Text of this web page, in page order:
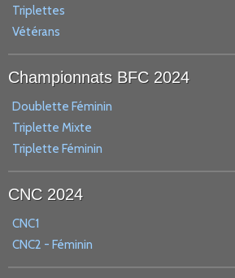
Triplettes
Vétérans
Championnats BFC 2024
Doublette Féminin
Triplette Mixte
Triplette Féminin
CNC 2024
CNC1
CNC2 - Féminin